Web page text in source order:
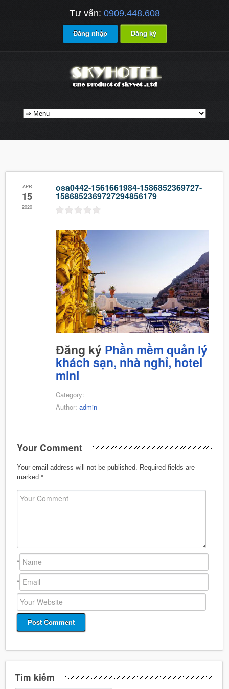
Tư vấn: 0909.448.608
Đăng nhập Đăng ký
APR
15
2020
osa0442-1561661984-1586852369727-
1586852369727294856179
Đăng ký Phần mềm quản lý
khách sạn, nhà nghỉ, hotel
mini
Category:
Author: admin
Your Comment
Your email address will not be published.
Required fields are
marked *
*
*
Tìm kiếm